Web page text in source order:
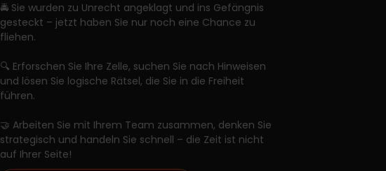
🚔 Sie wurden zu Unrecht angeklagt und ins Gefängnis
gesteckt – jetzt haben Sie nur noch eine Chance zu
fliehen.
🔍 Erforschen Sie Ihre Zelle, suchen Sie nach Hinweisen
und lösen Sie logische Rätsel, die Sie in die Freiheit
führen.
🤝 Arbeiten Sie mit Ihrem Team zusammen, denken Sie
strategisch und handeln Sie schnell – die Zeit ist nicht
auf Ihrer Seite!